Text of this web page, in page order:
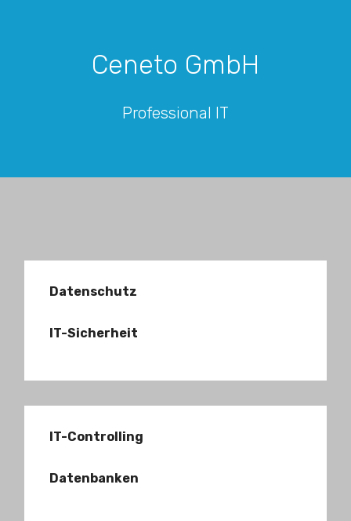
Ceneto GmbH
Professional IT
Datenschutz
IT-Sicherheit
IT-Controlling
Datenbanken